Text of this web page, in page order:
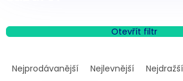
Otevřít filtr
aNejprodávanější Nejlevnější Nejdražší